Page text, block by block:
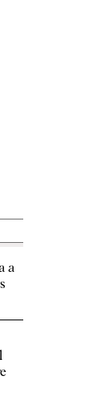
a